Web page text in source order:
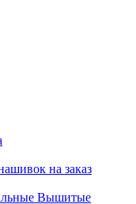
на заказ
Вышитые